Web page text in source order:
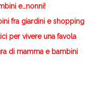
e…nonni!
fra giardini e shopping
per vivere una favola
di mamma e bambini